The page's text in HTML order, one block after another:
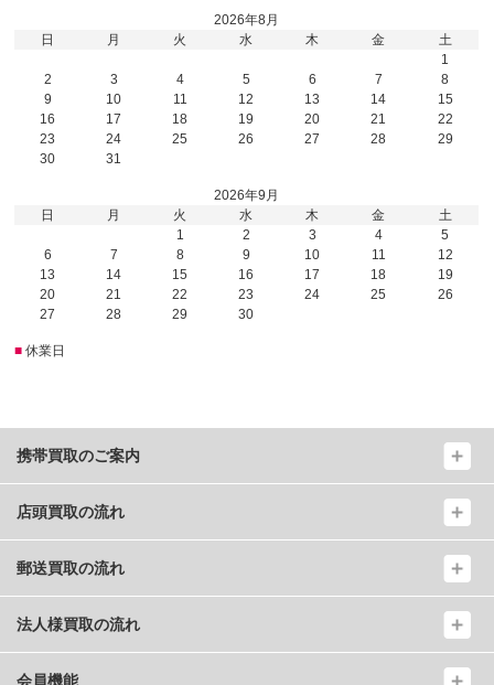
2026年8月
日
月 火 水 木 金
土
1
2
3 4 5 6 7
8
9
10 11 12 13 14
15
16
17 18 19 20 21
22
23
24 25 26 27 28
29
30
31
2026年9月
日
月 火 水 木 金
土
1
2 3 4
5
6
7 8 9 10 11
12
13
14 15 16 17 18
19
20
21 22 23 24 25
26
27
28 29 30
■ 休業日
携帯買取のご案内
店頭買取の流れ
郵送買取の流れ
法人様買取の流れ
会員機能